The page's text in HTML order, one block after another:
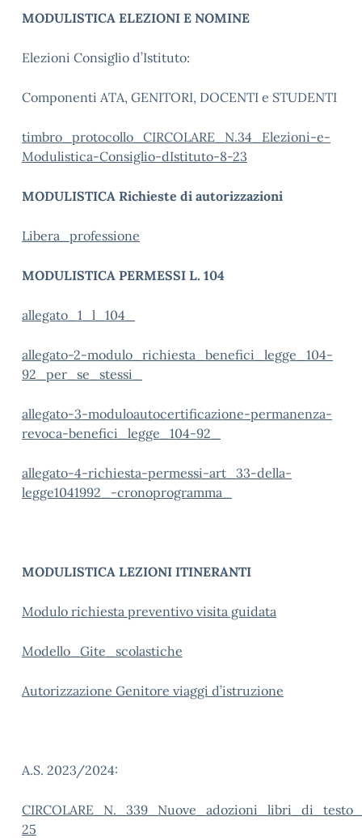
MODULISTICA ELEZIONI E NOMINE
Elezioni Consiglio d’Istituto:
Componenti ATA, GENITORI, DOCENTI e STUDENTI
timbro_protocollo_CIRCOLARE_N.34_Elezioni-e-
Modulistica-Consiglio-dIstituto-8-23
MODULISTICA Richieste di autorizzazioni
Libera_professione
MODULISTICA PERMESSI L. 104
allegato_1_l_104_
allegato-2-modulo_richiesta_benefici_legge_104-
92_per_se_stessi_
allegato-3-moduloautocertificazione-permanenza-
revoca-benefici_legge_104-92_
allegato-4-richiesta-permessi-art_33-della-
legge1041992_-cronoprogramma_
MODULISTICA LEZIONI ITINERANTI
Modulo richiesta preventivo visita guidata
Modello_Gite_scolastiche
Autorizzazione Genitore viaggi d’istruzione
A.S. 2023/2024:
25